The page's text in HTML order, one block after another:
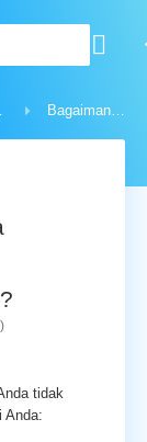
Bagaimana Saya Login jika Aplikasi Otentikasi yang Digunakan Tidak Berfungsi?
tidak
Anda: